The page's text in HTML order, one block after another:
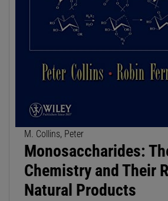
M. Collins, Peter
Monosaccharides:
Chemistry and Their
Natural Products